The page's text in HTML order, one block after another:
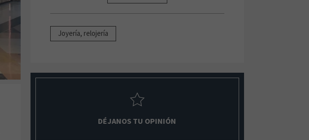
Joyería, relojería
DÉJANOS TU OPINIÓN